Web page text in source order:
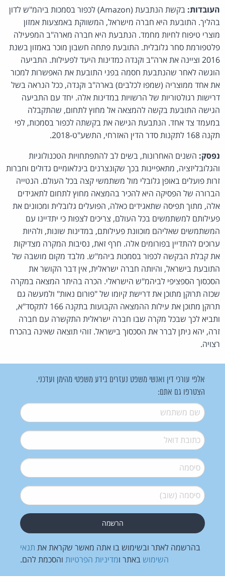
העובדות:
בקשת הנתבעת (Amazon) לכפור בסמכות ביהמ"ש לדון
בהליך. התובעת היא חברה מישראל, המשווקת באמצעות אמזון
מוצרי טיפוח לחיות מחמד. הנתבעת היא חברה מארה"ב המפעילה
פלטפורמת סחר גלובלית. התובעת פתחה חשבון מוכר באמזון בשנת
2016 וציינה את ארה"ב וקנדה כמדינות היעד לפעילות. התביעה
הוגשה לאחר שהנתבעת חסמה בפני התובעת את האפשרות למכור
את אחד ממוצריה (שמפו לכלבים) בארה"ב וקנדה, ככל הנראה בשל
דרישות רגולטוריות של הרשויות במדינות אלה. יחד עם התביעה
הגישה התובעת בקשה להמצאה אל מחוץ לתחום, שהתקבלה
במעמד צד אחד. הנתבעת הגישה את בקשתה לכפור בסמכות, לפי
תקנה 168 לתקנות סדר הדין האזרחי, התשע"ט-2018.
נפסק: השנים האחרונות, בשים לב להתפתחויות הטכנולוגיות
והגלובליזציה, מתאפיינות בכך שקונצרנים בינלאומיים גדולים וחברות
זרות פועלים באופן גלובלי מול משתמשי קצה בכל העולם. הנטייה
הברורה של הפסיקה היא להכיר בהמצאה מחוץ לתחום לתאגידים
אלה, מתוך תפיסה שתאגידים כאלה, הפועלים גלובלית ומכוונים את
פעילותם למשתמשים בכל העולם, צריכים לצפות כי יתדיינו עם
המשתמשים שאליהם מוכוונת פעילותם, במדינות שונות, ולהיות
ערוכים להתדיין בפורומים אלה. חרף זאת, נסיבות המקרה מצדיקות
את קבלת הבקשה לכפור בסמכות ביהמ"ש. מלבד מקום מושבה של
התובעת בישראל, והיותה חברה ישראלית, אין דבר הקושר את
הסכסוך הספציפי לביהמ"ש הישראלי. הכרה בהיתר המצאה במקרה
שכזה תרוקן מתוכן את דרישת קיומו של "פורום נאות" ולמעשה גם
תרוקן מתוכן את עילות ההמצאה הקבועות בתקנה 166 לתקסד"א,
ותביא לכך שבכל מקרה שבו חברה ישראלית התקשרה עם חברה
זרה, יהא ניתן לברר את הסכסוך בישראל. זוהי תוצאה שאינה בהכרח
רצויה.
אלפי עורכי דין ואנשי משפט נעזרים בידע משפטי מהימן ועדכני.
הצטרפו גם אתם:
שם משתמש*
דואל*
סיסמה*
סיסמה (שוב)*
בהרשמה לאתר ובשימוש בו אתה מאשר שקראת את תנאי
השימוש באתר ומדיניות הפרטיות והסכמת להם.